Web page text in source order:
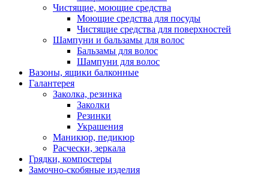
Чистящие, моющие средства
Моющие средства для посуды
Чистящие средства для поверхностей
Шампуни и бальзамы для волос
Бальзамы для волос
Шампуни для волос
Вазоны, ящики балконные
Галантерея
Заколка, резинка
Заколки
Резинки
Украшения
Маникюр, педикюр
Расчески, зеркала
Грядки, компостеры
Замочно-скобяные изделия